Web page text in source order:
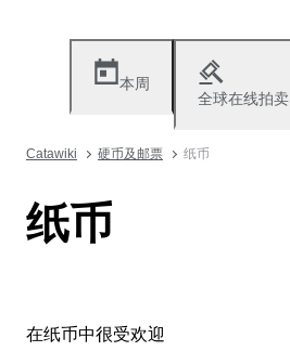
本周
全球在线拍卖
Catawiki 硬币及邮票 纸币
纸币
在纸币中很受欢迎